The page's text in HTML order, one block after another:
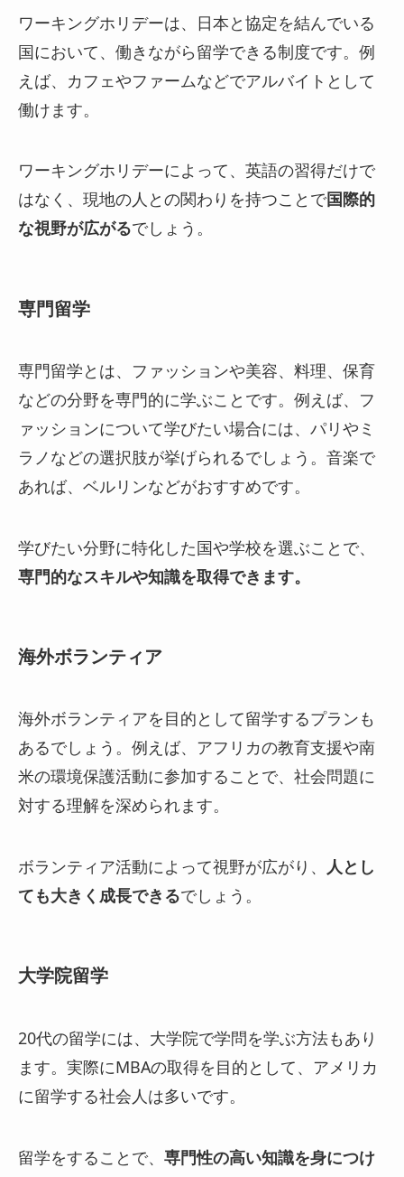
ワーキングホリデーは、日本と協定を結んでいる
国において、働きながら留学できる制度です。例
えば、カフェやファームなどでアルバイトとして
働けます。
ワーキングホリデーによって、英語の習得だけで
はなく、現地の人との関わりを持つことで国際的
な視野が広がるでしょう。
専門留学
専門留学とは、ファッションや美容、料理、保育
などの分野を専門的に学ぶことです。例えば、フ
ァッションについて学びたい場合には、パリやミ
ラノなどの選択肢が挙げられるでしょう。音楽で
あれば、ベルリンなどがおすすめです。
学びたい分野に特化した国や学校を選ぶことで、
専門的なスキルや知識を取得できます。
海外ボランティア
海外ボランティアを目的として留学するプランも
あるでしょう。例えば、アフリカの教育支援や南
米の環境保護活動に参加することで、社会問題に
対する理解を深められます。
ボランティア活動によって視野が広がり、 人とし
ても大きく成長できるでしょう。
大学院留学
20代の留学には、大学院で学問を学ぶ方法もあり
ます。実際にMBAの取得を目的として、アメリカ
に留学する社会人は多いです。
留学をすることで、 専門性の高い知識を身につけ